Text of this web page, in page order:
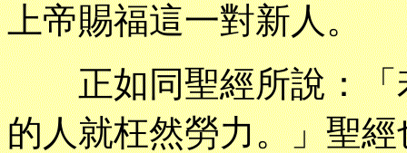
上帝賜福這一對新人。
正如同聖經所說：「
的人就枉然勞力。」聖